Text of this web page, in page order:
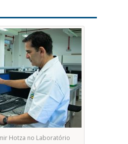
Hotza no Laboratório